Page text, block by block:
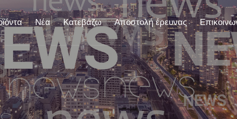
Νέα Κατεβάζω Αποστολή έρευνας